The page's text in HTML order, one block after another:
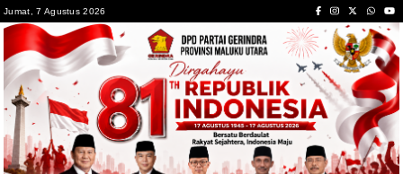
to
content
Jumat, 7 Agustus 2026